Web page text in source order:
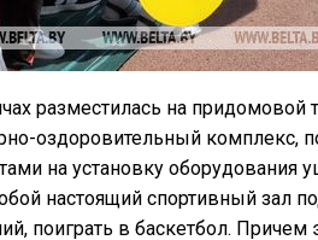
разместилась на придомовой
оздоровительный комплекс,
на установку
настоящий спортивный
поиграть в баскетбол.